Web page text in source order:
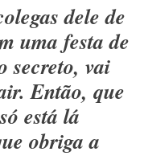
dele de
uma festa de
secreto, vai
Então, que
está lá
obriga a